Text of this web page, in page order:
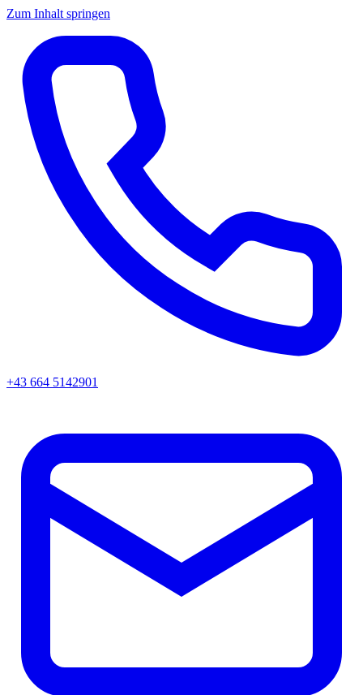
Zum Inhalt springen
+43 664 5142901